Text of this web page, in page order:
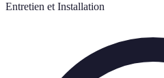
Entretien et Installation